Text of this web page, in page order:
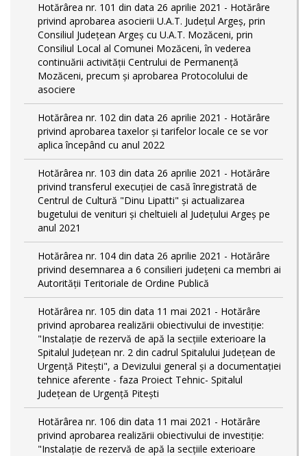
Hotărârea nr. 101 din data 26 aprilie 2021 - Hotărâre
privind aprobarea asocierii U.A.T. Județul Argeș, prin
Consiliul Județean Argeș cu U.A.T. Mozăceni, prin
Consiliul Local al Comunei Mozăceni, în vederea
continuării activității Centrului de Permanență
Mozăceni, precum și aprobarea Protocolului de
asociere
Hotărârea nr. 102 din data 26 aprilie 2021 - Hotărâre
privind aprobarea taxelor și tarifelor locale ce se vor
aplica începând cu anul 2022
Hotărârea nr. 103 din data 26 aprilie 2021 - Hotărâre
privind transferul execuției de casă înregistrată de
Centrul de Cultură "Dinu Lipatti" și actualizarea
bugetului de venituri și cheltuieli al Județului Argeș pe
anul 2021
Hotărârea nr. 104 din data 26 aprilie 2021 - Hotărâre
privind desemnarea a 6 consilieri județeni ca membri ai
Autorității Teritoriale de Ordine Publică
Hotărârea nr. 105 din data 11 mai 2021 - Hotărâre
privind aprobarea realizării obiectivului de investiție:
"Instalație de rezervă de apă la secțiile exterioare la
Spitalul Județean nr. 2 din cadrul Spitalului Județean de
Urgență Pitești", a Devizului general și a documentației
tehnice aferente - faza Proiect Tehnic- Spitalul
Județean de Urgență Pitești
Hotărârea nr. 106 din data 11 mai 2021 - Hotărâre
privind aprobarea realizării obiectivului de investiție:
"Instalație de rezervă de apă la secțiile exterioare